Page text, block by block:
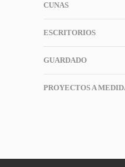
CUNAS
ESCRITORIOS
GUARDADO
PROYECTOS A